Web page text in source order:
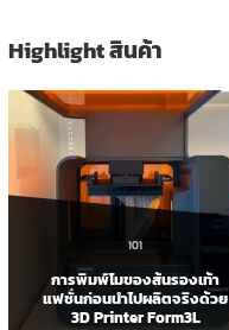
Highlight สินค้า
101
การพิมพ์โมของส้นรองเท้า
แฟชั่นก่อนนำไปผลิตจริงด้วย
3D Printer Form3L